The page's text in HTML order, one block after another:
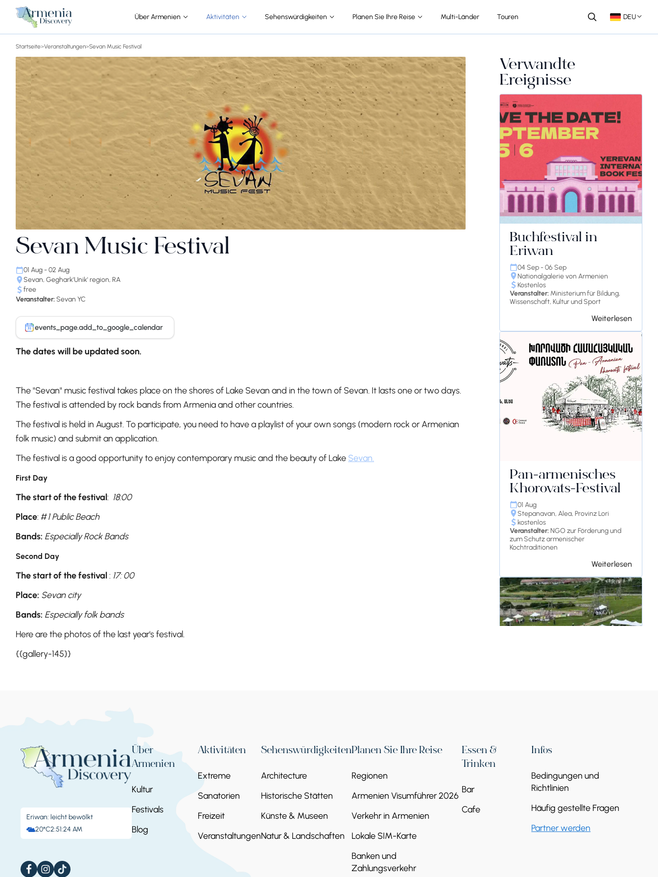
Über Armenien Aktivitäten Sehenswürdigkeiten Planen Sie Ihre Reise Multi-Länder Touren DEU
Startseite>Veranstaltungen>Sevan Music Festival
Sevan Music Festival
01 Aug - 02 Aug
Sevan, Geghark'Unik' region, RA
free
Veranstalter:Sevan YC
31 events_page.add_to_google_calendar
The dates will be updated soon.
The "Sevan" music festival takes place on the shores of Lake Sevan and in the town of Sevan. It lasts one or two days.
The festival is attended by rock bands from Armenia and other countries.
The festival is held in August. To participate, you need to have a playlist of your own songs (modern rock or Armenian
folk music) and submit an application.
The festival is a good opportunity to enjoy contemporary music and the beauty of Lake Sevan.
First Day
The start of the festival: 18:00
Place: #1 Public Beach
Bands: Especially Rock Bands
Second Day
The start of the festival: 17: 00
Place: Sevan city
Bands: Especially folk bands
Here are the photos of the last year's festival.
{{gallery-145}}
Verwandte
Ereignisse
Buchfestival in
Eriwan
04 Sep - 06 Sep
Nationalgalerie von Armenien
Kostenlos
Veranstalter: Ministerium für Bildung,
Wissenschaft, Kultur und Sport
Weiterlesen
Pan-armenisches
Khorovats-Festival
01 Aug
Stepanavan, Alea, Provinz Lori
kostenlos
Veranstalter:NGO zur Förderung und
zum Schutz armenischer
Kochtraditionen
Weiterlesen
Arachin st. 38,, Yenokavan 4008,
Tavush Region RA
Veranstalter:
Irina Chibukchyan, Anna
Kolozyan, and Gayane Agayan
Eriwan: leicht bewölkt
20°C2:51:24 AM
Über
Armenien
Kultur
Festivals
Blog
Aktivitäten
Extreme
Sanatorien
Freizeit
Veranstaltungen
Sehenswürdigkeiten
Architecture
Historische Stätten
Künste & Museen
Natur & Landschaften
Planen Sie Ihre Reise
Regionen
Armenien Visumführer 2026
Verkehr in Armenien
Lokale SIM-Karte
Banken und
Zahlungsverkehr
Essen &
Trinken
Bar
Cafe
Infos
Bedingungen und
Richtlinien
Häufig gestellte Fragen
Partner werden